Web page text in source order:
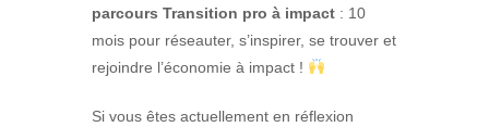
parcours Transition pro à impact : 10
mois pour réseauter, s’inspirer, se trouver et
rejoindre l’économie à impact !
Si vous êtes actuellement en réflexion